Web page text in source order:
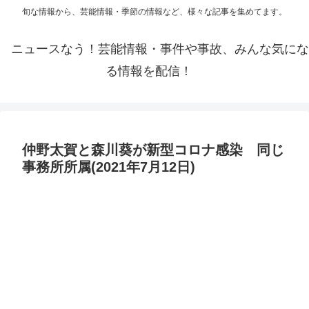
旬な情報から、芸能情報・季節の情報など、様々な記事を集めてます。
ニュースなう！芸能情報・事件や事故、みんな気にな
る情報を配信！
仲野太賀と森川葵が新型コロナ感染 同じ
事務所所属(2021年7月12日)